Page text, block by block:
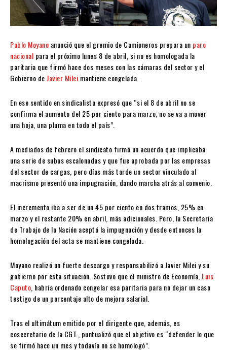
Pablo Moyano anunció que el gremio de Camioneros prepara un paro
nacional para el próximo lunes 8 de abril, si no es homologada la
paritaria que firmó hace dos meses con las cámaras del sector y el
Gobierno deJavier Milei mantiene congelada.
En ese sentido en sindicalista expresó que “si el 8 de abril no se
confirma el aumento del 25 por ciento para marzo, no se va a mover
una hoja, una pluma en todo el país”.
A mediados de febrero el sindicato firmó un acuerdo que implicaba
una serie de subas escalonadas y que fue aprobada por las empresas
del sector de cargas, pero días más tarde un sector vinculado al
macrismo presentó una impugnación, dando marcha atrás al convenio.
El incremento iba a ser de un 45 por ciento en dos tramos, 25% en
marzo y el restante 20% en abril, más adicionales. Pero, la Secretaría
de Trabajo de la Nación aceptó la impugnación y desde entonces la
homologación del acta se mantiene congelada.
Moyano realizó un fuerte descargo y responsabilizó a Javier Milei y su
gobierno por esta situación. Sostuvo que el ministro de Economía, Luis
Caputo, habría ordenado congelar esa paritaria para no dejar un caso
testigo de un porcentaje alto de mejora salarial.
Tras el ultimátum emitido por el dirigente que, además, es
cosecretario de la CGT., puntualizó que el objetivo es “defender lo que
se firmó hace un mes y todavía no se homologó”.